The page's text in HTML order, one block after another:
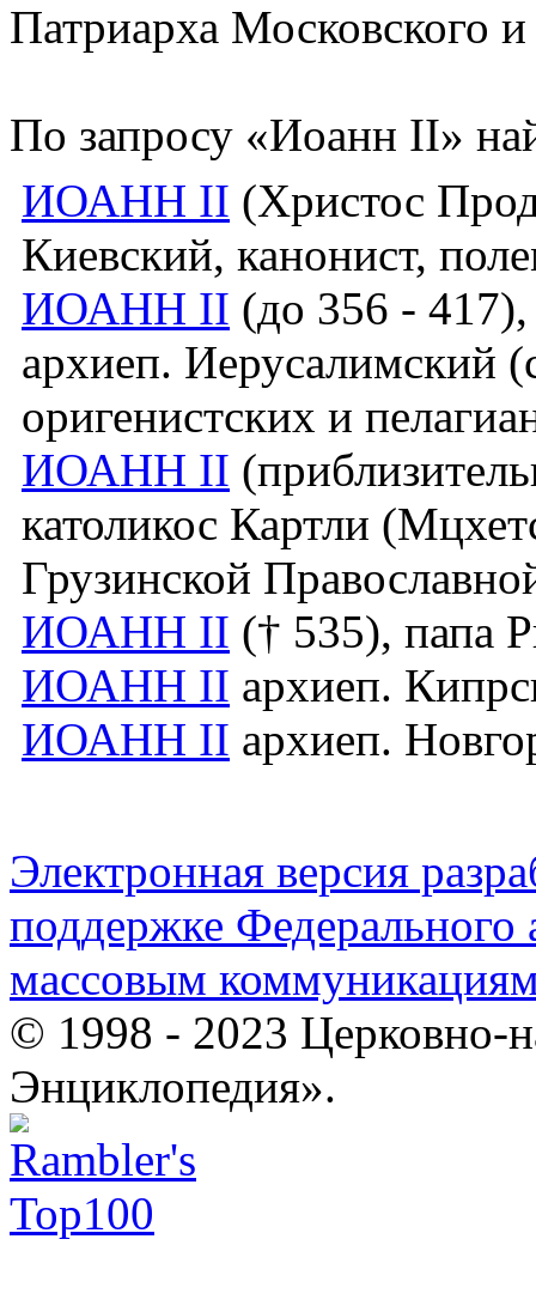
Патриарха Московского
По запросу «Иоанн II»
ИОАНН II (Христос
Киевский, канонист,
ИОАНН II (до 356 -
архиеп. Иерусалимский
оригенистских и
ИОАНН II
католикос Картли
Грузинской
ИОАНН II († 535), папа
ИОАНН II архиеп.
ИОАНН II архиеп.
Электронная версия
поддержке Федерального
массовым
© 1998 - 2023 Церковно-
Энциклопедия».